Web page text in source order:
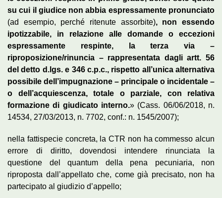
su cui il giudice non abbia espressamente pronunciato
(ad esempio, perché ritenute assorbite), non essendo
ipotizzabile, in relazione alle domande o eccezioni
espressamente respinte, la terza via –
riproposizione/rinuncia – rappresentata dagli artt. 56
del detto d.lgs. e 346 c.p.c., rispetto all’unica alternativa
possibile dell’impugnazione – principale o incidentale –
o dell’acquiescenza, totale o parziale, con relativa
formazione di giudicato interno.» (Cass. 06/06/2018, n.
14534, 27/03/2013, n. 7702, conf.: n. 1545/2007);
nella fattispecie concreta, la CTR non ha commesso alcun
errore di diritto, dovendosi intendere rinunciata la
questione del quantum della pena pecuniaria, non
riproposta dall’appellato che, come già precisato, non ha
partecipato al giudizio d’appello;